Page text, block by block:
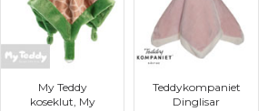
My Teddy
koseklut, My
Teddykompaniet
Dinglisar